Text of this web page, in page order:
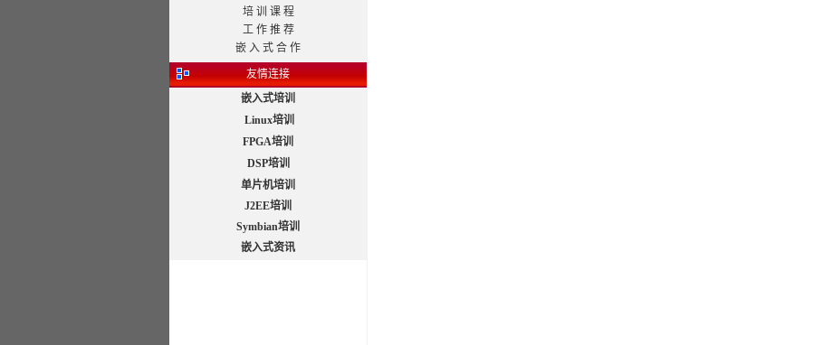
培 训 课 程
工 作 推 荐
嵌 入 式 合 作
友情连接
嵌入式培训
Linux培训
FPGA培训
DSP培训
单片机培训
J2EE培训
Symbian培训
嵌入式资讯